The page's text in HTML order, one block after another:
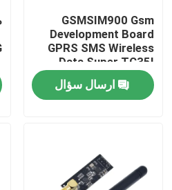
خونه
محصولات
بازدید از کارخانه
GSMSIM900 Gsm
Development Board
GPRS SMS Wireless
Data Super TC35I
ارسال سؤال